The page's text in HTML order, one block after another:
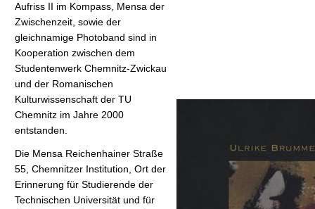
Aufriss II im Kompass, Mensa der
Zwischenzeit, sowie der
gleichnamige Photoband sind in
Kooperation zwischen dem
Studentenwerk Chemnitz-Zwickau
und der Romanischen
Kulturwissenschaft der TU
Chemnitz im Jahre 2000
entstanden.
Die Mensa Reichenhainer Straße
55, Chemnitzer Institution, Ort der
Erinnerung für Studierende der
Technischen Universität und für